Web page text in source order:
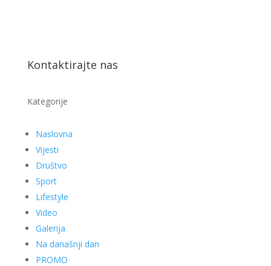
Kontaktirajte nas
Kategorije
Naslovna
Vijesti
Društvo
Sport
Lifestyle
Video
Galerija
Na današnji dan
PROMO